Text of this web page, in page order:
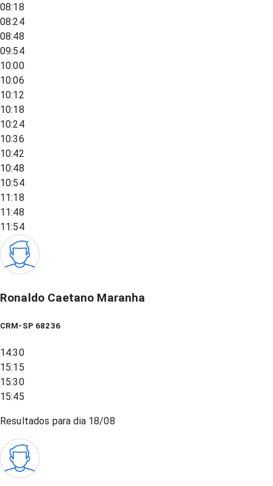
08:18
08:24
08:48
09:54
10:00
10:06
10:12
10:18
10:24
10:36
10:42
10:48
10:54
11:18
11:48
11:54
Ronaldo Caetano Maranha
CRM-SP 68236
14:30
15:15
15:30
15:45
Resultados para dia 18/08